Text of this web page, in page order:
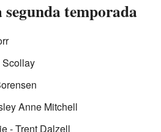
segunda temporada
Scollay
Anne Mitchell
- Trent Dalzell